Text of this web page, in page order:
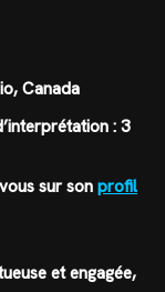
Canada
: 3
sur son profil
et engagée,